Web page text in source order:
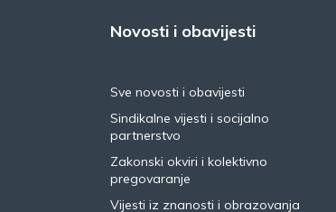
Novosti i obavijesti
Sve novosti i obavijesti
Sindikalne vijesti i socijalno
partnerstvo
Zakonski okviri i kolektivno
pregovaranje
Vijesti iz znanosti i obrazovanja